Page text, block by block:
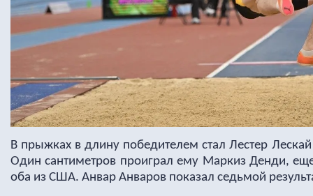
В прыжках в длину победителем стал Лестер
Один сантиметров проиграл ему Маркиз Денди,
оба из США. Анвар Анваров показал седьмой